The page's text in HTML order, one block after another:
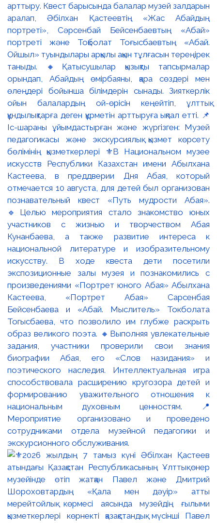
арттыру. Квест барысында балалар музей залдарын
аралап, Әбілхан Қастеевтің «Жас Абайдың
портреті», Сәрсенбай Бейсенбаевтың «Абай»
портреті және Тоқболат Тоғысбаевтың «Абай.
Ойшыл» туындылары арқылы ақын тұлғасын тереңірек
таныды. 🔸Қатысушылар қызықты тапсырмалар
орындап, Абайдың өмірбаяны, қара сөздері мен
өлеңдері бойынша білімдерін сынады. Зияткерлік
ойын балалардың ой-өрісін кеңейтіп, ұлттық
құндылықтарға деген құрметін арттыруға ықпал етті. 📌
Іс-шараны ұйымдастырған және жүргізген: Музей
педагогикасы және экскурсиялық қызмет көрсету
бөлімінің қызметкерлері ⚜️В Национальном музее
искусств Республики Казахстан имени Абылхана
Кастеева, в преддверии Дня Абая, который
отмечается 10 августа, для детей был организован
познавательный квест «Путь мудрости Абая».
🔹Целью мероприятия стало знакомство юных
участников с жизнью и творчеством Абая
Кунанбаева, а также развитие интереса к
национальной литературе и изобразительному
искусству. В ходе квеста дети посетили
экспозиционные залы музея и познакомились с
произведениями «Портрет юного Абая» Абылхана
Кастеева, «Портрет Абая» Сарсенбая
Бейсенбаева и «Абай. Мыслитель» Токболата
Тогысбаева, что позволило им глубже раскрыть
образ великого поэта. 🔸Выполняя увлекательные
задания, участники проверили свои знания
биографии Абая, его «Слов назидания» и
поэтического наследия. Интеллектуальная игра
способствовала расширению кругозора детей и
формированию уважительного отношения к
национальным духовным ценностям. 📍
Мероприятие организовано и проведено
сотрудниками отдела музейной педагогики и
экскурсионного обслуживания.